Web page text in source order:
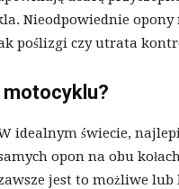
Nieodpowiednie opony
poślizgi czy utrata
motocyklu?
idealnym świecie,
opon na obu
jest to możliwe lub